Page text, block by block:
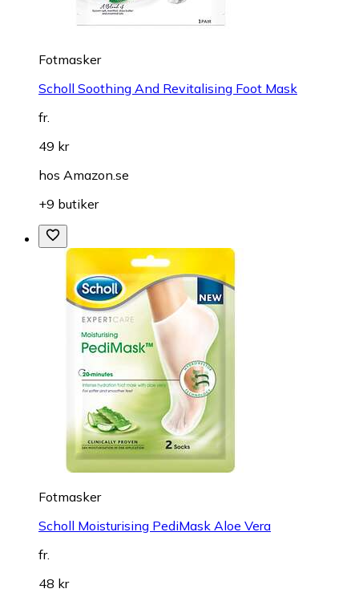
Fotmasker
Scholl Soothing And Revitalising Foot Mask
fr.
49 kr
hos Amazon.se
+9 butiker
Fotmasker
Scholl Moisturising PediMask Aloe Vera
fr.
48 kr